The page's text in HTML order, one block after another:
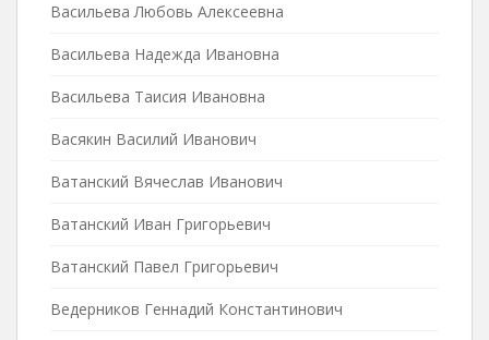
Васильева Любовь Алексеевна
Васильева Надежда Ивановна
Васильева Таисия Ивановна
Васякин Василий Иванович
Ватанский Вячеслав Иванович
Ватанский Иван Григорьевич
Ватанский Павел Григорьевич
Ведерников Геннадий Константинович